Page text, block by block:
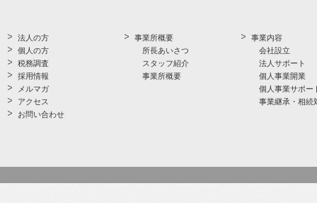
法人の方
個人の方
税務調査
採用情報
メルマガ
アクセス
お問い合わせ
事業所概要
所長あいさつ
スタッフ紹介
事業所概要
事業内容
会社設立
法人サポート
個人事業開業
個人事業サポー
事業継承・相続